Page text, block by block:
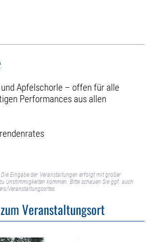
Apfelschorle – offen für alle
Performances aus allen
Eingabe der Veranstaltungen erfolgt mit großer
Unstimmigkeiten kommen. Bitte schauen Sie ggf. auch
Veranstaltungsortes.
Veranstaltungsort